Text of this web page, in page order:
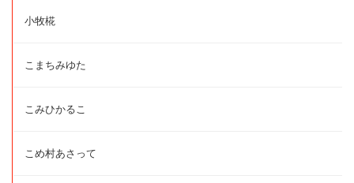
小牧椛
こまちみゆた
こみひかるこ
こめ村あさって